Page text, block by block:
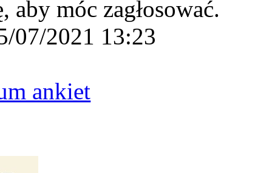
aby móc zagłosować.
07/2021 13:23
ankiet